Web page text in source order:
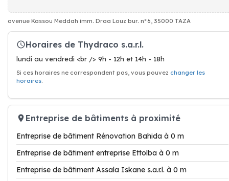
avenue Kassou Meddah imm. Draa Louz bur. n°6, 35000 TAZA
Horaires de Thydraco s.a.r.l.
lundi au vendredi <br /> 9h - 12h et 14h - 18h
Si ces horaires ne correspondent pas, vous pouvez changer les
horaires.
Entreprise de bâtiments à proximité
Entreprise de bâtiment Rénovation Bahida à 0 m
Entreprise de bâtiment entreprise Ettolba à 0 m
Entreprise de bâtiment Assala Iskane s.a.r.l. à 0 m